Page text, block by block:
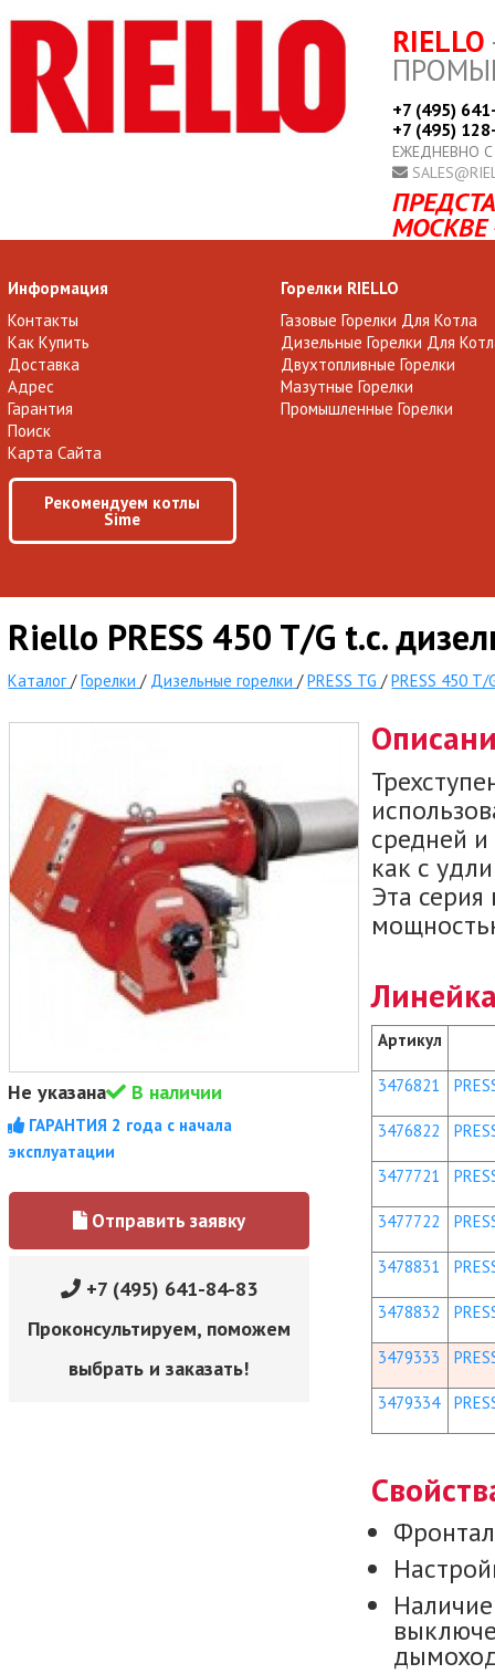
RIELLO
+7 (495)
+7 (495)
ЕЖЕДНЕВНО
МОСКВЕ
Информация
Контакты
Как Купить
Доставка
Адрес
Гарантия
Поиск
Карта Сайта
Рекомендуем котлы
Sime
Горелки RIELLO
Газовые Горелки Для Котла
Дизельные Горелки Для
Двухтопливные Горелки
Мазутные Горелки
Промышленные Горелки
Riello PRESS 450 T/G t.c.
Каталог /Горелки / Дизельные горелки /PRESS TG /PRESS 450 T/
Не указана В наличии
ГАРАНТИЯ 2 года с начала
эксплуатации
Отправить заявку
+7 (495) 641-84-83
Проконсультируем, поможем
выбрать и заказать!
средней
как с
Эта
Артикул
3476821
3476822
3477721
3477722
3478831
3478832
3479333
3479334